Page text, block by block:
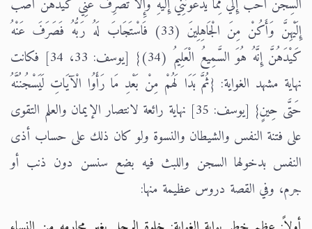
السِّجْنُ أَحَبُّ إِلَيَّ مِمَّا يَدْعُونَنِي إِلَيْهِ وَإِلَّا تَصْرِفْ عَنِّي كَيْدَهُنَّ أَصْبُ
إِلَيْهِنَّ وَأَكُنْ مِنَ الْجَاهِلِينَ (33) فَاسْتَجَابَ لَهُ رَبُّهُ فَصَرَفَ عَنْهُ
كَيْدَهُنَّ إِنَّهُ هُوَ السَّمِيعُ الْعَلِيمُ (34)} [يوسف: 33، 34] فكانت
نهاية مشهد الغواية: {ثُمَّ بَدَا لَهُمْ مِنْ بَعْدِ مَا رَأَوُا الْآيَاتِ لَيَسْجُنُنَّهُ
حَتَّى حِينٍ} [يوسف: 35] نهاية رائعة لانتصار الإيمان والعلم التقوى
على فتنة النفس والشيطان والنسوة ولو كان ذلك على حساب أذى
النفس بدخولها السجن واللبث فيه بضع سنسن دون ذنب أو
جرم، وفي القصة دروس عظيمة منها: